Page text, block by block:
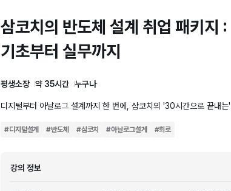
삼코치의 반도체 설계 취업 패키지
기초부터 실무까지
평생소장 약 35시간 누구나
디지털부터 아날로그 설계까지 한 번에, 삼코치의 '30시간으로 끝내
#디지털설계 #반도체 #삼코치 #아날로그설계 #회로
강의 정보